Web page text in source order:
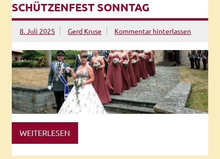
SCHÜTZENFEST SONNTAG
8. Juli 2025 Gerd Kruse Kommentar hinterlassen
WEITERLESEN